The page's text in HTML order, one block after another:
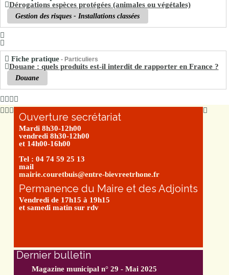
Dérogations espèces protégées (animales ou végétales)
Gestion des risques - Installations classées
Fiche pratique- Particuliers
Douane : quels produits est-il interdit de rapporter en France ?
Douane
Ouverture secrétariat
Mardi 8h30-12h00
vendredi 8h30-12h00
et 14h00-16h00
Tel : 04 74 59 25 13
mail
mairie.couretbuis@entre-bievreetrhone.fr
Permanence du Maire et des Adjoints
Vendredi de 17h15 à 19h15
et samedi matin sur rdv
Dernier bulletin
Magazine municipal n° 29 - Mai 2025